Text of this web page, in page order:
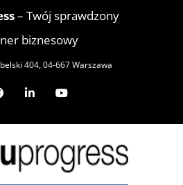
– Twój sprawdzony
biznesowy
404, 04-667 Warszawa